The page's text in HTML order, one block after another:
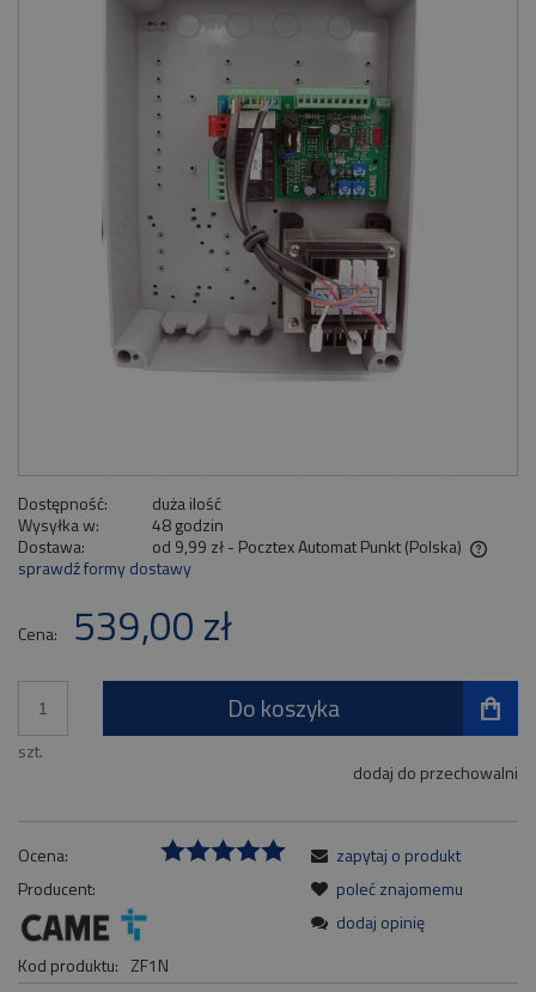
Dostępność:
duża ilość
Wysyłka w:
48 godzin
Dostawa:
od 9,99 zł - Pocztex Automat Punkt (Polska)
Cena nie zawiera ewentualnych kosztów płatności
sprawdź formy dostawy
Cena: 539,00 zł
szt.
Do koszyka
dodaj do przechowalni
Ocena:
Producent:
Kod produktu: ZF1N
zapytaj o produkt
poleć znajomemu
dodaj opinię